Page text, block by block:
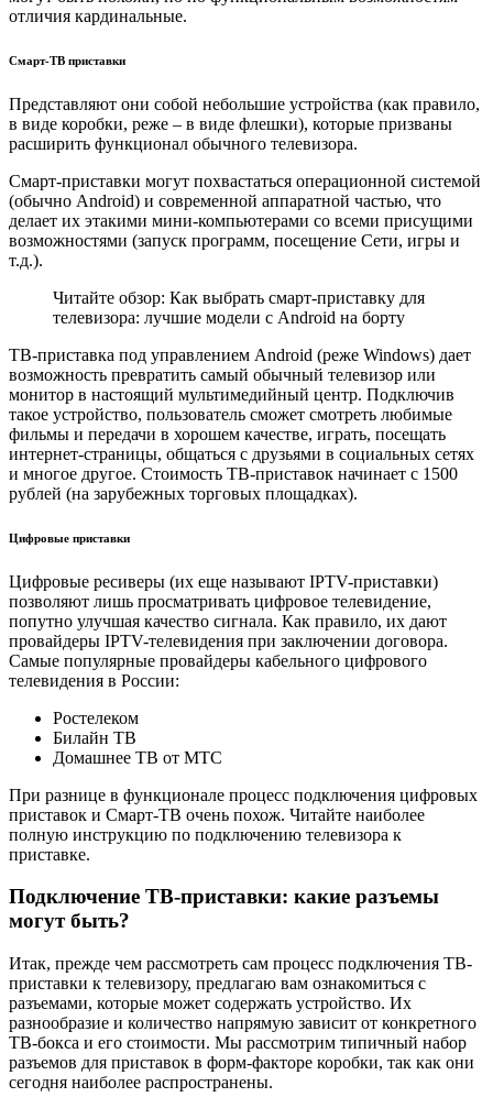
отличия кардинальные.
Смарт-ТВ приставки
Представляют они собой небольшие устройства (как правило,
в виде коробки, реже – в виде флешки), которые призваны
расширить функционал обычного телевизора.
Смарт-приставки могут похвастаться операционной системой
(обычно Android) и современной аппаратной частью, что
делает их этакими мини-компьютерами со всеми присущими
возможностями (запуск программ, посещение Сети, игры и
т.д.).
Читайте обзор: Как выбрать смарт-приставку для
телевизора: лучшие модели с Android на борту
ТВ-приставка под управлением Android (реже Windows) дает
возможность превратить самый обычный телевизор или
монитор в настоящий мультимедийный центр. Подключив
такое устройство, пользователь сможет смотреть любимые
фильмы и передачи в хорошем качестве, играть, посещать
интернет-страницы, общаться с друзьями в социальных сетях
и многое другое. Стоимость ТВ-приставок начинает с 1500
рублей (на зарубежных торговых площадках).
Цифровые приставки
Цифровые ресиверы (их еще называют IPTV-приставки)
позволяют лишь просматривать цифровое телевидение,
попутно улучшая качество сигнала. Как правило, их дают
провайдеры IPTV-телевидения при заключении договора.
Самые популярные провайдеры кабельного цифрового
телевидения в России:
Ростелеком
Билайн ТВ
Домашнее ТВ от МТС
При разнице в функционале процесс подключения цифровых
приставок и Смарт-ТВ очень похож. Читайте наиболее
полную инструкцию по подключению телевизора к
приставке.
Подключение ТВ-приставки: какие разъемы
могут быть?
Итак, прежде чем рассмотреть сам процесс подключения ТВ-
приставки к телевизору, предлагаю вам ознакомиться с
разъемами, которые может содержать устройство. Их
разнообразие и количество напрямую зависит от конкретного
ТВ-бокса и его стоимости. Мы рассмотрим типичный набор
разъемов для приставок в форм-факторе коробки, так как они
сегодня наиболее распространены.